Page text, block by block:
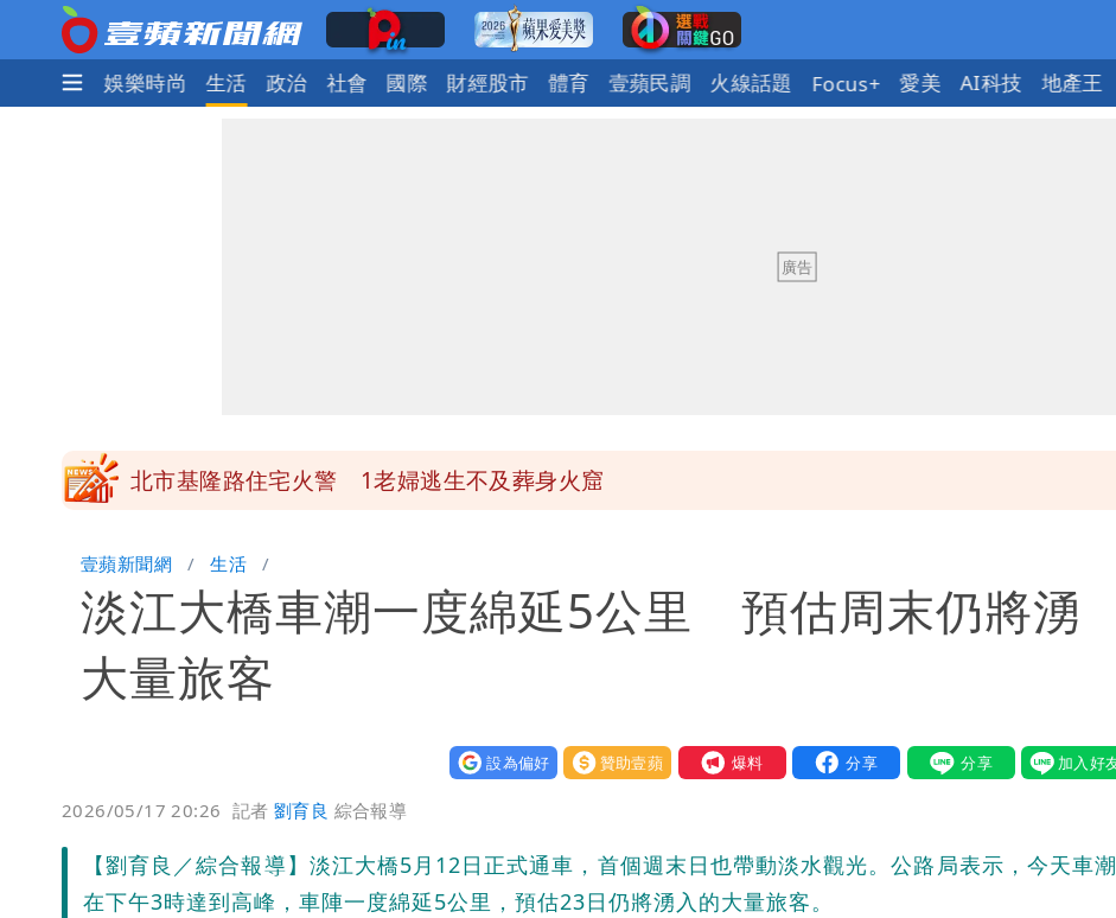
熱門 娛樂時尚 生活 政治 社會 國際 財經股市 體育 壹蘋民調 火線話題 Focus+ 愛美 AI科技 地產王
北市基隆路住宅火警 1老婦逃生不及葬身火窟
白海豚颱風影響！北捷活動延期一週 貓空纜車、小巨蛋全面戒備
苦苓拋震撼中國歷史言論！指唐朝根本不存在 再度被嗆：李白、杜甫用鮮卑文寫詩？
壹蘋新聞網 生活
淡江大橋車潮一度綿延5公里 預估周末仍將湧
大量旅客
設為偏好 贊助壹蘋 我要爆料
2026/05/17 20:26 記者劉育良 綜合報導
【劉育良／綜合報導】淡江大橋5月12日正式通車，首個週末日也帶動淡水觀光。公路局表示，今天車潮
在下午3時達到高峰，車陣一度綿延5公里，預估23日仍將湧入的大量旅客。